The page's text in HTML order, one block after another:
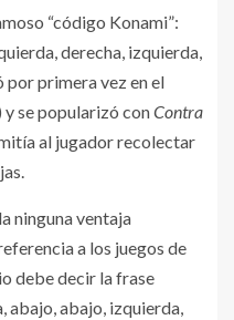
“código Konami”:
derecha, izquierda,
por primera vez en el
y se popularizó conContra
al jugador recolectar
ninguna ventaja
a los juegos de
debe decir la frase
abajo, abajo, izquierda,